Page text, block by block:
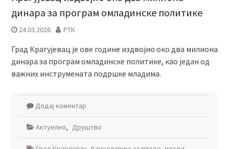
динара за програм омладинске политике
24.03.2026 РТК
Град Крагујевац je ове године издвојио око два милиона
динара за програм омладинске политике, као један од
важних инструмената подршке младима.
Додај коментар
Актуелно, Друштво